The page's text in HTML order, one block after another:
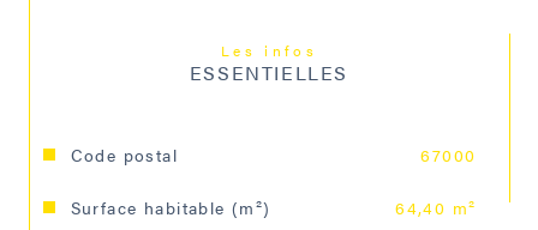
Les infos
ESSENTIELLES
Caractéristiques Valeurs
Code postal 67000
Surface habitable (m²) 64,40 m²
€ de provisions sur charges (régularisation annuelle).
Visite virtuelle disponible sur demande.